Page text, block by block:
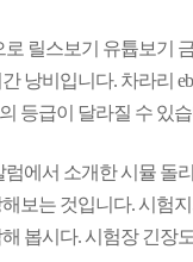
로 릴스보기 유튭보기
낭비입니다. 차라리
등급이 달라질 수 있
럼에서 소개한 시뮬 돌
보는 것입니다. 시험
봅시다. 시험장 긴장